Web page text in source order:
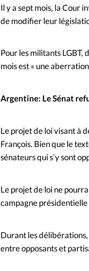
Il y a sept mois, la Cour
de modifier leur
Pour les militants
mois est « une
Argentine: Le Sénat
Le projet de loi visant à
François. Bien que le
sénateurs qui s’y sont
Le projet de loi ne
campagne
Durant les délibérations,
entre opposants et